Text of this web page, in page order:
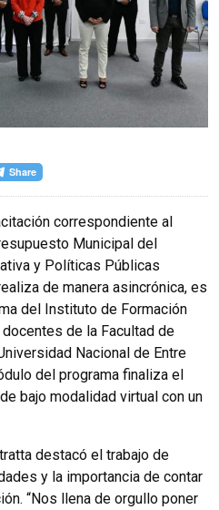
correspondiente al
Municipal del
y Políticas Públicas
de manera asincrónica, es
del Instituto de Formación
de la Facultad de
Nacional de Entre
del programa finaliza el
bajo modalidad virtual con un
destacó el trabajo de
y la importancia de contar
“Nos llena de orgullo poner